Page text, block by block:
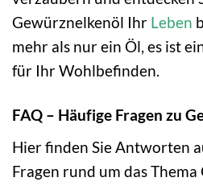
Gewürznelkenöl Ihr Leben
mehr als nur ein Öl, es ist
für Ihr Wohlbefinden.
FAQ – Häufige Fragen zu
Hier finden Sie Antworten
Fragen rund um das